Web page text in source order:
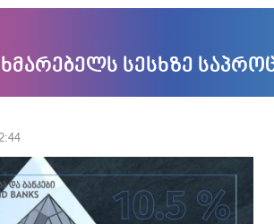
სესხზე